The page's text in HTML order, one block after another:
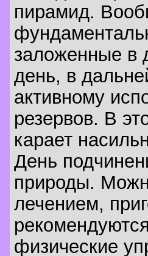
пирамид.
заложенные в
день, в
активному
резервов. В
карает
День
природы.
лечением,
физические